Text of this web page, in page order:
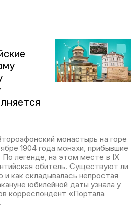
монастырь на горе
1904 года монахи, прибывшие
легенде, на этом месте в IX
обитель. Существуют ли
и как складывалась непростая
юбилейной даты узнала у
корреспондент «Портала